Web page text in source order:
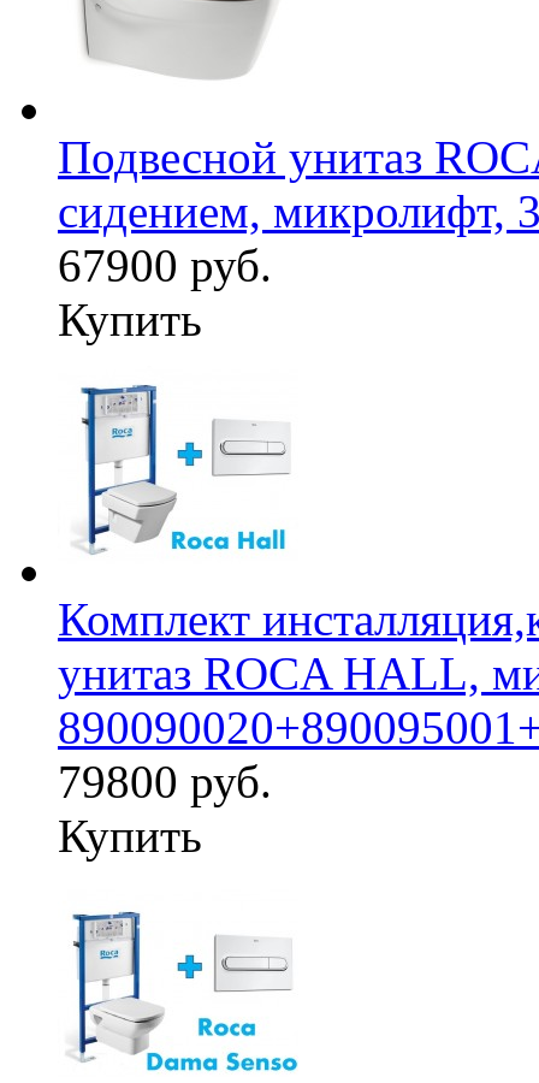
Подвесной унитаз
сидением, микролифт,
67900 руб.
Купить
Комплект
унитаз ROCA HALL,
79800 руб.
Купить